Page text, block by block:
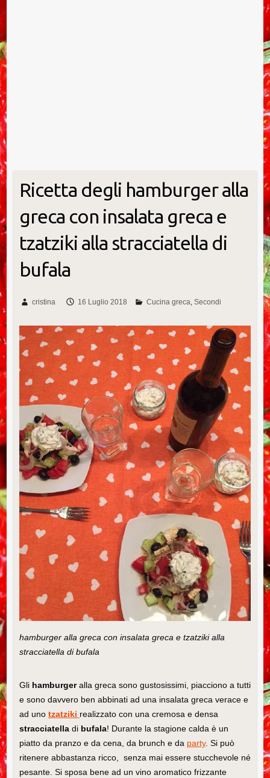
Ricetta degli hamburger alla
greca con insalata greca e
tzatziki alla stracciatella di
bufala
cristina 16 Luglio 2018 Cucina greca Secondi
hamburger alla greca con insalata greca e tzatziki alla
stracciatella di bufala
Gli hamburgeralla greca sono gustosissimi, piacciono a tutti
e sono davvero ben abbinati ad una insalata greca verace e
ad uno tzatziki realizzato con una cremosa e densa
stracciatelladi bufala! Durante la stagione calda è un
piatto da pranzo e da cena, da brunch e da party. Si può
ritenere abbastanza ricco, senza mai essere stucchevole né
pesante. Si sposa bene ad un vino aromatico frizzante